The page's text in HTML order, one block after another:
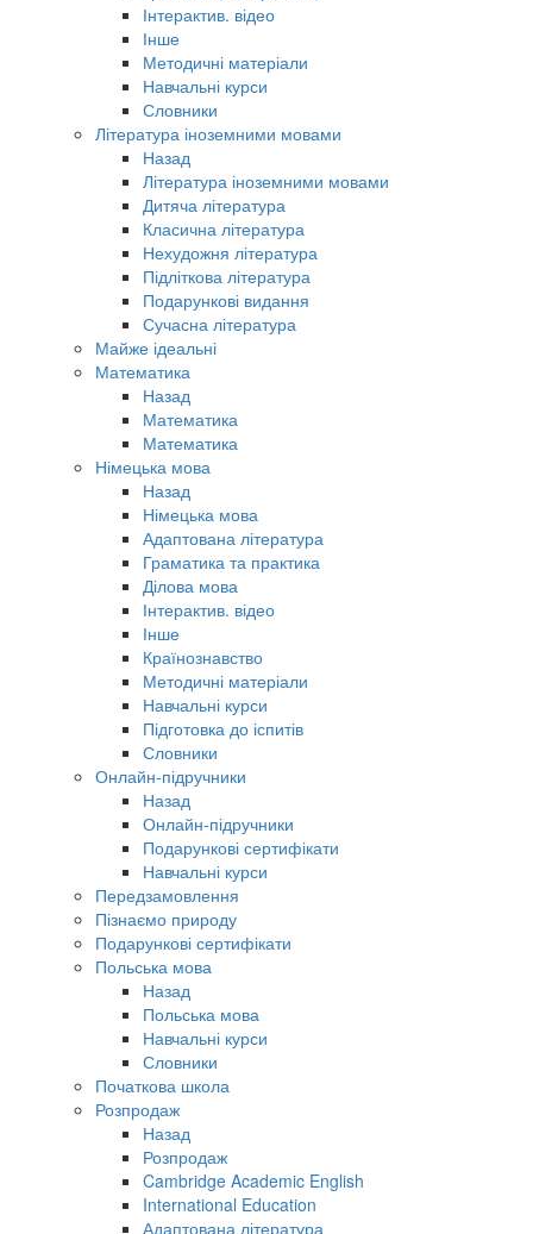
Інтерактив. відео
Інше
Методичні матеріали
Навчальні курси
Словники
Література іноземними мовами
Назад
Література іноземними мовами
Дитяча література
Класична література
Нехудожня література
Підліткова література
Подарункові видання
Сучасна література
Майже ідеальні
Математика
Назад
Математика
Математика
Німецька мова
Назад
Німецька мова
Адаптована література
Граматика та практика
Ділова мова
Інтерактив. відео
Інше
Країнознавство
Методичні матеріали
Навчальні курси
Підготовка до іспитів
Словники
Онлайн-підручники
Назад
Онлайн-підручники
Подарункові сертифікати
Навчальні курси
Передзамовлення
Пізнаємо природу
Подарункові сертифікати
Польська мова
Назад
Польська мова
Навчальні курси
Словники
Початкова школа
Розпродаж
Назад
Розпродаж
Cambridge Academic English
International Education
Адаптована література